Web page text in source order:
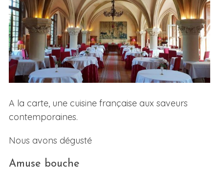
A la carte, une cuisine française aux saveurs
contemporaines.
Nous avons dégusté
Amuse bouche